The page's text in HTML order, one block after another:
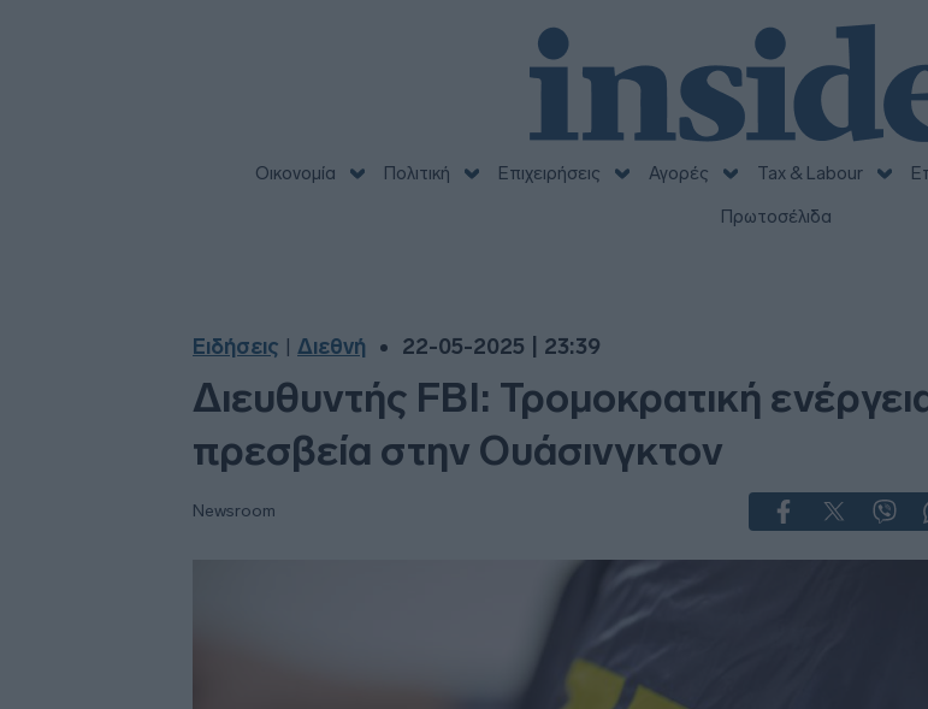
Οικονομία Πολιτική Επιχειρήσεις Αγορές Tax & Labour
Πρωτοσέλιδα
Ειδήσεις Διεθνή 22-05-2025 | 23:39
Διευθυντής FBI: Τρομοκρατική
πρεσβεία στην Ουάσινγκτον
Newsroom